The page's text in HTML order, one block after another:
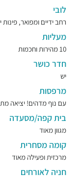
לובי
רחב ידיים ומפואר,
מעליות
10 מהירות וחכמות
חדר כושר
יש
מרפסות
עם נוף מדהים! יציאה
בית קפה/מסעדה
מגוון מאוד
קומה מסחרית
מרכזית ופעילה מאוד
חניה לאורחים